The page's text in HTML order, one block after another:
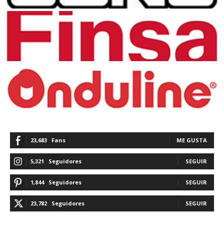
23,683 Fans ME GUSTA
5,321 Seguidores SEGUIR
1,844 Seguidores SEGUIR
23,782 Seguidores SEGUIR